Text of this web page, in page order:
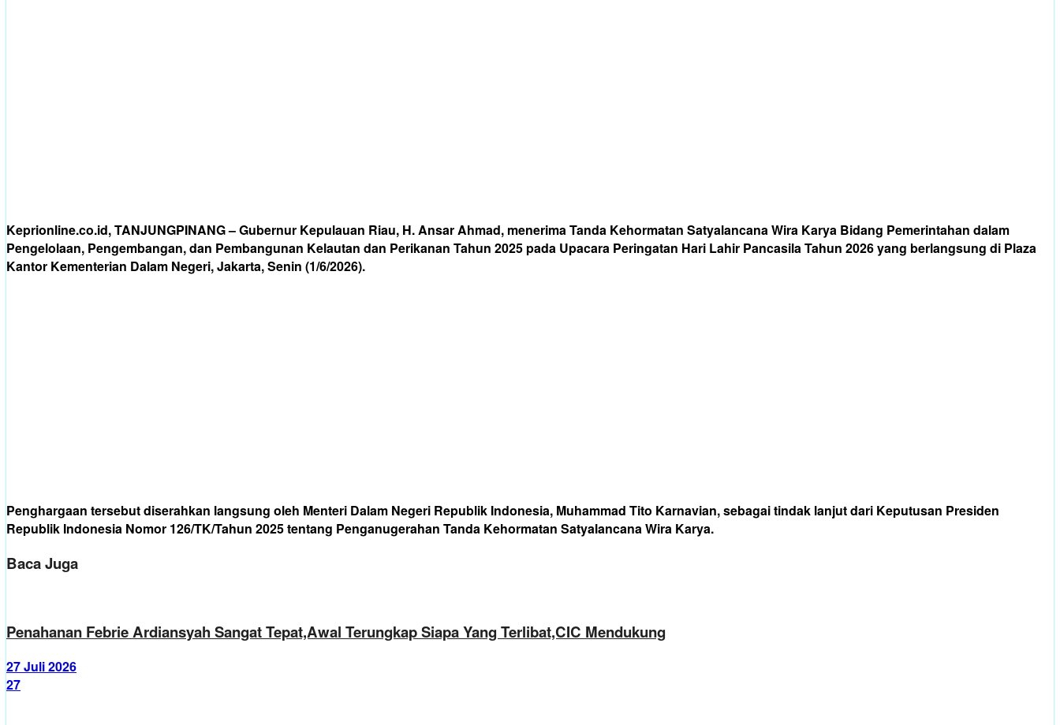
Keprionline.co.id, TANJUNGPINANG – Gubernur Kepulauan Riau, H. Ansar Ahmad, menerima Tanda Kehormatan Satyalancana Wira Karya Bidang Pemerintahan dalam
Pengelolaan, Pengembangan, dan Pembangunan Kelautan dan Perikanan Tahun 2025 pada Upacara Peringatan Hari Lahir Pancasila Tahun 2026 yang berlangsung di Plaza
Kantor Kementerian Dalam Negeri, Jakarta, Senin (1/6/2026).
Penghargaan tersebut diserahkan langsung oleh Menteri Dalam Negeri Republik Indonesia, Muhammad Tito Karnavian, sebagai tindak lanjut dari Keputusan Presiden
Republik Indonesia Nomor 126/TK/Tahun 2025 tentang Penganugerahan Tanda Kehormatan Satyalancana Wira Karya.
Baca Juga
Penahanan Febrie Ardiansyah Sangat Tepat,Awal Terungkap Siapa Yang Terlibat,CIC Mendukung
27 Juli 2026
27